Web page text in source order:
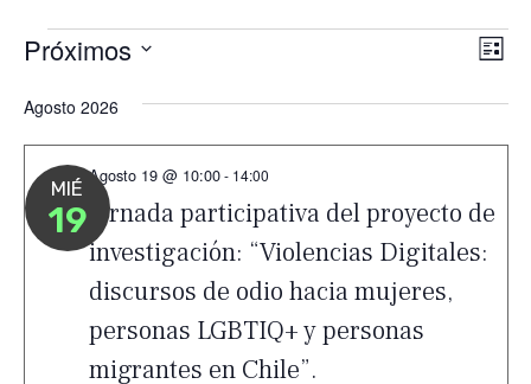
Eventos
de
Próximos
fecha.
Agosto 2026
MIÉ
19 Jornada participativa del proyecto de
investigación: “Violencias Digitales:
discursos de odio hacia mujeres,
personas LGBTIQ+ y personas
migrantes en Chile”.
Agosto 19 @ 10:00- 14:00